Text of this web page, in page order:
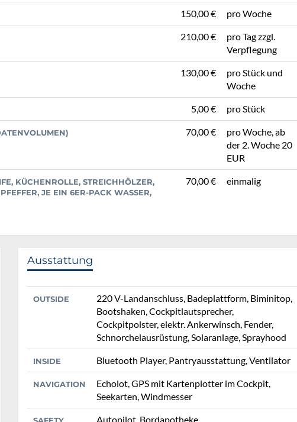
150,00 € pro Woche
210,00 €
pro Tag zzgl.
Verpflegung
130,00 €
pro Stück und
Woche
5,00 € pro Stück
70,00 €
pro Woche, ab
der 2. Woche 20
EUR
KÜCHENROLLE, STREICHHÖLZER,
JE EIN 6ER-PACK WASSER,
70,00 € einmalig
Ausstattung
OUTSIDE
220 V-Landanschluss, Badeplattform, Biminitop,
Bootshaken, Cockpitlautsprecher,
Cockpitpolster, elektr. Ankerwinsch, Fender,
Schnorchelausrüstung, Solaranlage, Sprayhood
INSIDE Bluetooth Player, Pantryausstattung, Ventilator
NAVIGATION
Echolot, GPS mit Kartenplotter im Cockpit,
Seekarten, Windmesser
SAFETY Autopilot, Bordapotheke,